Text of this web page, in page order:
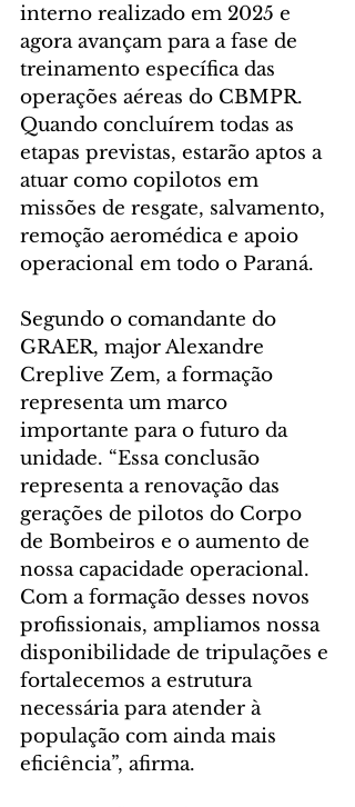
interno realizado em 2025 e
agora avançam para a fase de
treinamento específica das
operações aéreas do CBMPR.
Quando concluírem todas as
etapas previstas, estarão aptos a
atuar como copilotos em
missões de resgate, salvamento,
remoção aeromédica e apoio
operacional em todo o Paraná.
Segundo o comandante do
GRAER, major Alexandre
Creplive Zem, a formação
representa um marco
importante para o futuro da
unidade. “Essa conclusão
representa a renovação das
gerações de pilotos do Corpo
de Bombeiros e o aumento de
nossa capacidade operacional.
Com a formação desses novos
profissionais, ampliamos nossa
disponibilidade de tripulações e
fortalecemos a estrutura
necessária para atender à
população com ainda mais
eficiência”, afirma.